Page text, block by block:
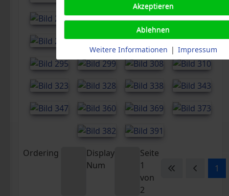
Ordering
Display
Num
Seite
1
von
2
1
Akzeptieren
Ablehnen
Weitere Informationen | Impressum